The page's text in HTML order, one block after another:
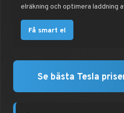
elräkning och optimera laddning
Få smart el
Se bästa Tesla